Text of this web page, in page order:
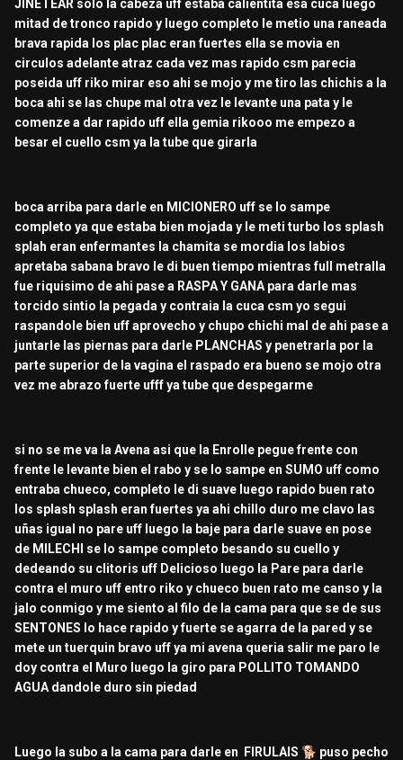
JINETEAR solo la cabeza uff estaba calientita esa cuca luego
mitad de tronco rapido y luego completo le metio una raneada
brava rapida los plac plac eran fuertes ella se movia en
circulos adelante atraz cada vez mas rapido csm parecia
poseida uff riko mirar eso ahi se mojo y me tiro las chichis a la
boca ahi se las chupe mal otra vez le levante una pata y le
comenze a dar rapido uff ella gemia rikooo me empezo a
besar el cuello csm ya la tube que girarla
boca arriba para darle en MICIONERO uff se lo sampe
completo ya que estaba bien mojada y le meti turbo los splash
splah eran enfermantes la chamita se mordia los labios
apretaba sabana bravo le di buen tiempo mientras full metralla
fue riquisimo de ahi pase a RASPA Y GANA para darle mas
torcido sintio la pegada y contraia la cuca csm yo segui
raspandole bien uff aprovecho y chupo chichi mal de ahi pase a
juntarle las piernas para darle PLANCHAS y penetrarla por la
parte superior de la vagina el raspado era bueno se mojo otra
vez me abrazo fuerte ufff ya tube que despegarme
si no se me va la Avena asi que la Enrolle pegue frente con
frente le levante bien el rabo y se lo sampe en SUMO uff como
entraba chueco, completo le di suave luego rapido buen rato
los splash splash eran fuertes ya ahi chillo duro me clavo las
uñas igual no pare uff luego la baje para darle suave en pose
de MILECHI se lo sampe completo besando su cuello y
dedeando su clitoris uff Delicioso luego la Pare para darle
contra el muro uff entro riko y chueco buen rato me canso y la
jalo conmigo y me siento al filo de la cama para que se de sus
SENTONES lo hace rapido y fuerte se agarra de la pared y se
mete un tuerquin bravo uff ya mi avena queria salir me paro le
doy contra el Muro luego la giro para POLLITO TOMANDO
AGUA dandole duro sin piedad
Luego la subo a la cama para darle en FIRULAIS 🐕 puso pecho